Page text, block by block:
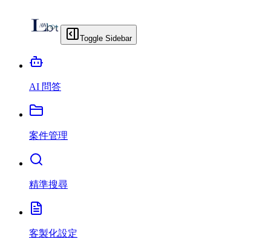
Toggle Sidebar
AI 問答
案件管理
精準搜尋
客製化設定